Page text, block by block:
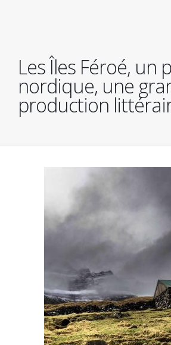
Les Îles Féroé, un
nordique, une
production